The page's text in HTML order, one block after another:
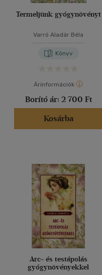
Termeljünk gyógynövényt
Varró Aladár Béla
Könyv
Árinformációk
Borító ár: 2 700 Ft
Kosárba
Arc- és testápolás
gyógynövényekkel